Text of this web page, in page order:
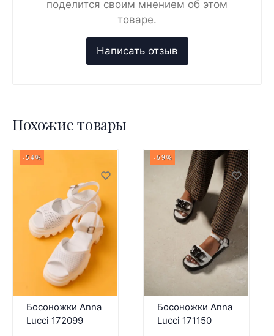
поделится своим мнением об этом
товаре.
Похожие товары
-54%
Босоножки Anna
Lucci 172099
-69%
Босоножки Anna
Lucci 171150